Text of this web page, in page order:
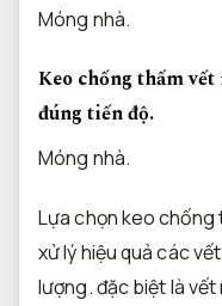
Móng nhà.
Keo chống thấm
đúng tiến độ.
Móng nhà.
Lựa chọn keo
xử lý hiệu quả các
lượng.đặc biệt là